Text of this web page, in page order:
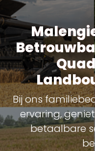
Bij ons
ervaring,
betaalbare